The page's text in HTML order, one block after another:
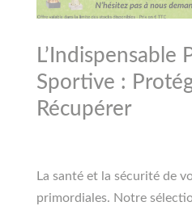
L’Indispensable
Sportive :
Récupérer
La santé et la sécurité de
primordiales. Notre